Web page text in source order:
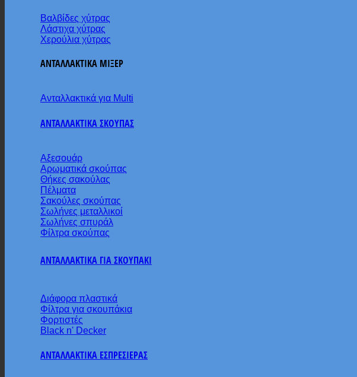
Βαλβίδες χύτρας
Λάστιχα χύτρας
Χερούλια χύτρας
ΑΝΤΑΛΛΑΚΤΙΚΑ ΜΙΞΕΡ
Ανταλλακτικά για Multi
ΑΝΤΑΛΛΑΚΤΙΚΑ ΣΚΟΥΠΑΣ
Αξεσουάρ
Αρωματικά σκούπας
Θήκες σακούλας
Πέλματα
Σακούλες σκούπας
Σωλήνες μεταλλικοί
Σωλήνες σπυράλ
Φίλτρα σκούπας
ΑΝΤΑΛΛΑΚΤΙΚΑ ΓΙΑ ΣΚΟΥΠΑΚΙ
Διάφορα πλαστικά
Φίλτρα για σκουπάκια
Φορτιστές
Black n' Decker
ΑΝΤΑΛΛΑΚΤΙΚΑ ΕΣΠΡΕΣΙΕΡΑΣ